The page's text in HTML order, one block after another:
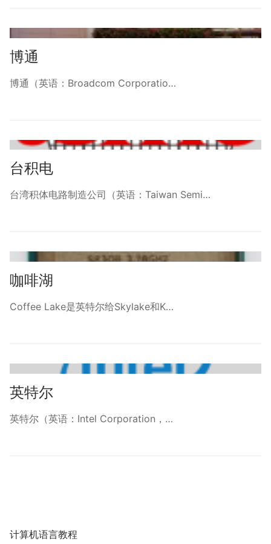
博通
博通（英语：Broadcom Corporatio…
台积电
台湾积体电路制造公司（英语：Taiwan Semi…
咖啡湖
Coffee Lake是英特尔给Skylake和K…
英特尔
英特尔（英语：Intel Corporation，…
计算机语言教程